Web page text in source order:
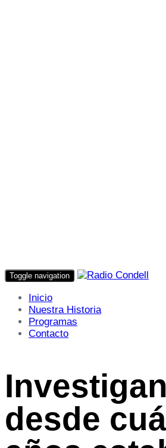
Toggle navigation
Inicio
Nuestra Historia
Programas
Contacto
Investigan
desde